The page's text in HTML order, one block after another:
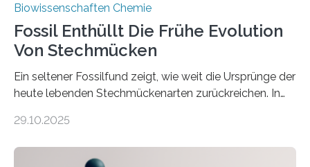
Biowissenschaften Chemie
Fossil Enthüllt Die Frühe Evolution
Von Stechmücken
Ein seltener Fossilfund zeigt, wie weit die Ursprünge der
heute lebenden Stechmückenarten zurückreichen. In
Forschende die bisher älteste bekannte Stechmücken-
Region Kachin in Myanmar und hat sich in
29.10.2025